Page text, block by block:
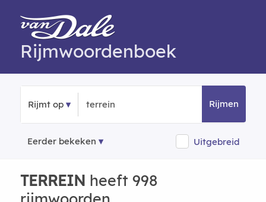
Rijmwoordenboek
Rijmt op Rijmen
Eerder bekeken Uitgebreid
TERREIN heeft 998